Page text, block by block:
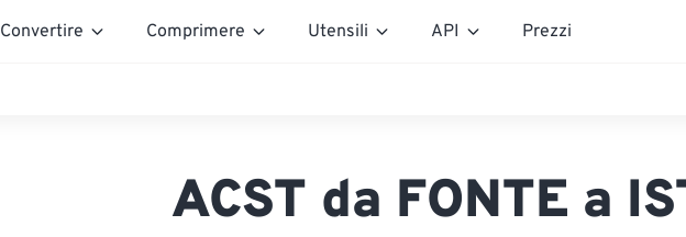
Convertire Comprimere Utensili API Prezzi
ACST da FONTE a